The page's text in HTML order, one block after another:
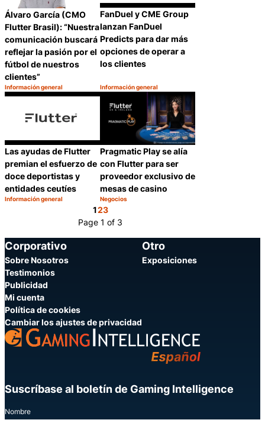
Álvaro García (CMO
Flutter Brasil): “Nuestra
comunicación buscará
reflejar la pasión por el
fútbol de nuestros
clientes”
Categoría:
Información general
Compartir
FanDuel y CME Group
lanzan FanDuel
Predicts para dar más
opciones de operar a
los clientes
Categoría:
Información general
Las ayudas de Flutter
premian el esfuerzo de
doce deportistas y
entidades ceutíes
Categoría:
Información general
Compartir
Pragmatic Play se alía
con Flutter para ser
proveedor exclusivo de
mesas de casino
Categoría:
Negocios
123
Page 1 of 3
Corporativo
Sobre Nosotros
Testimonios
Publicidad
Mi cuenta
Política de cookies
Cambiar los ajustes de privacidad
Otro
Exposiciones
Suscríbase al boletín de Gaming Intelligence
Nombre